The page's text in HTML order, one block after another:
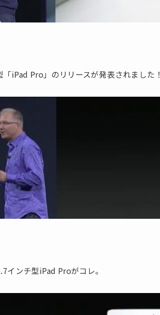
「iPad Pro」のリリースが発表されました！
インチ型iPad Proがコレ。